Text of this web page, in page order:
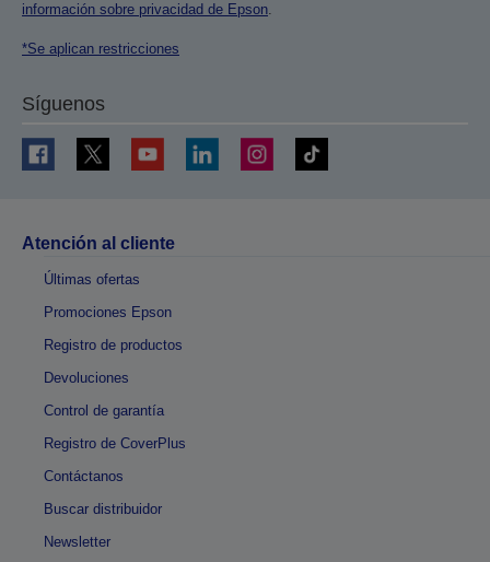
información sobre privacidad de Epson.
*Se aplican restricciones
Síguenos
Atención al cliente
Últimas ofertas
Promociones Epson
Registro de productos
Devoluciones
Control de garantía
Registro de CoverPlus
Contáctanos
Buscar distribuidor
Newsletter